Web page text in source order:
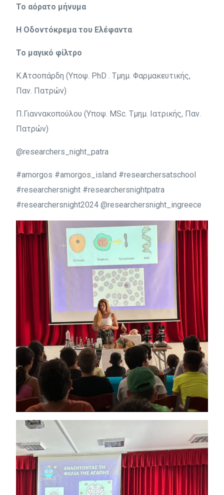
Το αόρατο μήνυμα
Η Οδοντόκρεμα του Ελέφαντα
Το μαγικό φίλτρο
Κ.Ατσοπάρδη (Υποψ. PhD . Τμημ. Φαρμακευτικής,
Παν. Πατρών)
Π.Γιαννακοπούλου (Υποψ. MSc. Τμημ. Ιατρικής, Παν.
Πατρών)
@researchers_night_patra
#amorgos #amorgos_island #researchersatschool
#researchersnight #researchersnightpatra
#researchersnight2024 @researchersnight_ingreece